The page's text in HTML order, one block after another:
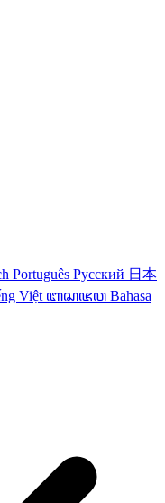
Português Русский 日本
Việt ꦧꦱꦗꦮ Bahasa